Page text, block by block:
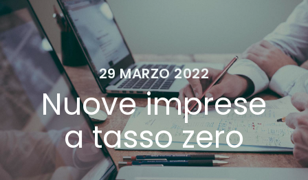
29 MARZO 2022
Nuove imprese
a tasso zero